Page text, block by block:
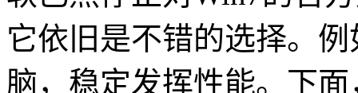
它依旧是不错的选择。
脑，稳定发挥性能。下